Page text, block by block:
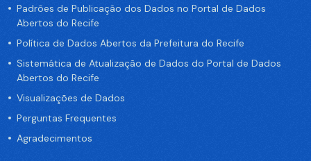
Padrões de Publicação dos Dados no Portal de Dados
Abertos do Recife
Política de Dados Abertos da Prefeitura do Recife
Sistemática de Atualização de Dados do Portal de Dados
Abertos do Recife
Visualizações de Dados
Perguntas Frequentes
Agradecimentos